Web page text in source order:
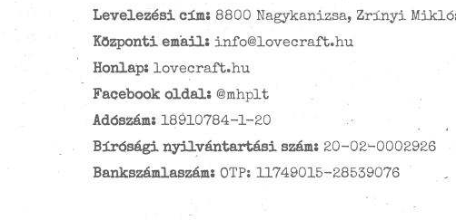
Levelezési cím: 8800 Nagykanizsa, Zrínyi
Központi email: info@lovecraft.hu
Honlap: lovecraft.hu
Facebook oldal: @mhplt
Adószám: 18910784-1-20
Bírósági nyilvántartási szám: 20-02-0002926
Bankszámlaszám: OTP: 11749015-28539076